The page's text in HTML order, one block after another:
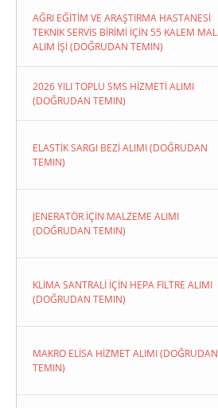
AĞRI EĞİTİM VE ARAŞTIRMA HASTANESİ
TEKNİK SERVİS BİRİMİ İÇİN 55 KALEM MAL
ALIM İŞİ (DOĞRUDAN TEMIN)
2026 YILI TOPLU SMS HİZMETİ ALIMI
(DOĞRUDAN TEMIN)
ELASTİK SARGI BEZİ ALIMI (DOĞRUDAN
TEMIN)
JENERATÖR İÇİN MALZEME ALIMI
(DOĞRUDAN TEMIN)
KLİMA SANTRALİ İÇİN HEPA FİLTRE ALIMI
(DOĞRUDAN TEMIN)
MAKRO ELİSA HİZMET ALIMI (DOĞRUDAN
TEMIN)